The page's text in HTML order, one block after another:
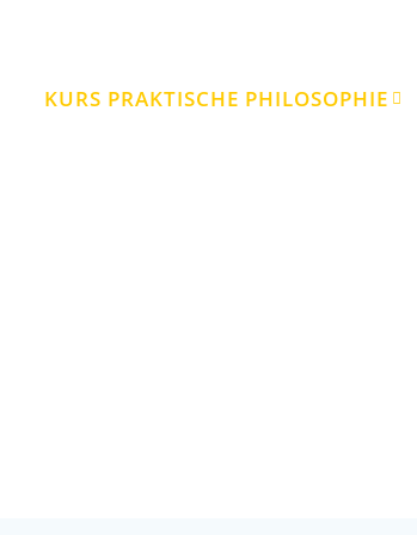
KURS PRAKTISCHE PHILOSOPHIE